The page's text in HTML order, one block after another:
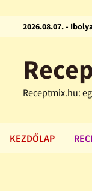
2026.08.07. -
Receptmix.hu:
KEZDŐLAP